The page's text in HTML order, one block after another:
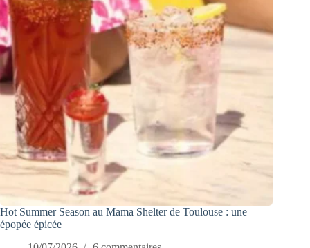
Hot Summer Season au Mama Shelter de Toulouse : une
épopée épicée